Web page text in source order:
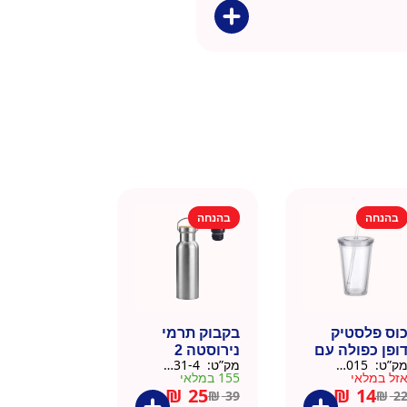
בהנחה
כוס פלסטיק
דופן כפולה עם
קשית
מק”ט: 9911015
אזל במלאי
₪22
₪ 14
בהנחה
בקבוק תרמי
נירוסטה 2
פקקים 500 מל
– כסוף קלאסי
מק”ט: 9901031-4
155 במלאי
₪39
₪ 25